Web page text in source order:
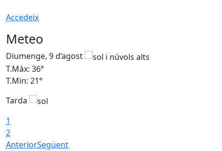
Accedeix
Meteo
Diumenge, 9 d’agost
T.Màx: 36°
T.Min: 21°
Tarda
1
2
AnteriorSegüent